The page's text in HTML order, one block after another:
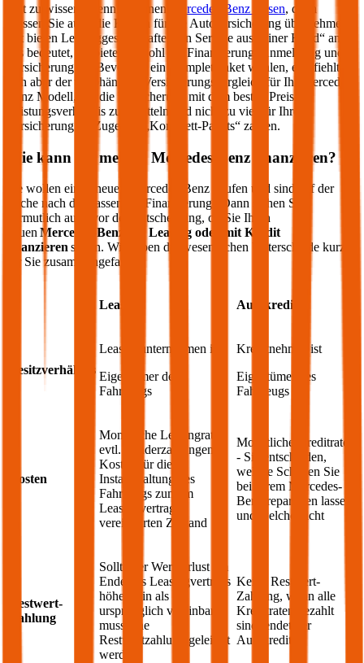
Gut zu wissen: Wenn Sie einen
Mercedes-Benz leasen, dann
müssen Sie auch die Kosten für die Autoversicherung übernehmen.
Oft bieten Leasinggesellschaften ein Service aus „einer Hand“ an –
das bedeutet, sie bieten sowohl die Finanzierung, Anmeldung und
Versicherung an. Bevor Sie ein Komplettpaket wählen, empfiehlt
sich aber der unabhängige Versicherungsvergleich für Ihr
Mercedes-
Benz Modell, um die Versicherung mit dem besten Preis-
Leistungsverhältnis zu ermitteln und nicht zu viel für Ihre
Versicherung im Zuge des „Komplett-Pakets“ zahlen.
Wie kann ich meinenMercedes-Benz finanzieren?
Sie wollen einen neuen Mercedes-Benz kaufen und sind auf der
Suche nach der passenden Finanzierung? Dann stehen Sie
vermutlich auch vor der Entscheidung, ob Sie Ihren
neuen Mercedes-Benz
mit Leasing oder mit Kredit
finanzieren sollen. Wir haben die wesentlichen Unterschiede kurz
für Sie zusammengefasst:
Leasing Autokredit
Besitzverhältnis
Leasingunternehmen ist
Eigentümer des
Fahrzeugs
Kreditnehmer ist
Eigentümer des
Fahrzeugs
Kosten
Monatliche Leasingrate,
evtl. Sonderzahlungen;
Kosten für die
Instandhaltung des
Fahrzeugs zum im
Leasingvertrag
vereinbarten Zustand
Monatliche Kreditrate
- Sie entscheiden,
welche Schäden Sie
bei Ihrem Mercedes-
Benz
reparieren lassen
und welche nicht
Restwert-
Zahlung
Sollte der Wertverlust am
Ende des Leasingvertrags
höher sein als
ursprünglich vereinbart,
muss eine
Restwertzahlung geleistet
werden
Keine Restwert-
Zahlung, wenn alle
Kreditraten bezahlt
sind, endet der
Autokredit